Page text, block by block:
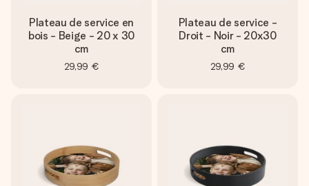
Plateau de service en
bois - Beige - 20 x 30
cm
29,99 €
Plateau de service -
Droit - Noir - 20x30
cm
29,99 €